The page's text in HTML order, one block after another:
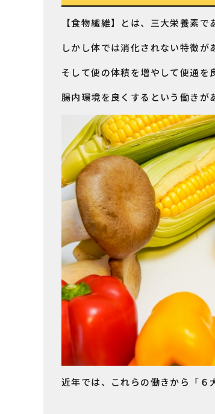
【食物繊維】とは、三大栄養素で
しかし体では消化されない特徴が
そして便の体積を増やして便通を
腸内環境を良くするという働きが
近年では、これらの働きから「６